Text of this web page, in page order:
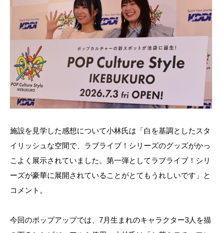
施設を見学した感想について小林氏は「白を基調としたスタ
イリッシュな空間で、ラブライブ！シリーズのグッズがかっ
こよく展示されていました。第一弾としてラブライブ！シリ
ーズが豪華に展開されていることがとてもうれしいです」と
コメント。
今回のポップアップでは、7月生まれのキャラクター3人を描